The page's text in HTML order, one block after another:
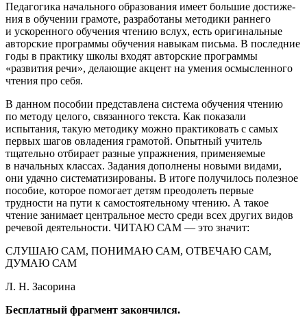
Педагогика начального образования имеет большие достиже­
ния в обучении грамоте, разработаны методики раннего
и ускоренного обучения чтению вслух, есть оригинальные
авторские программы обу­чения навыкам письма. В последние
годы в практику школы входят ав­торские программы
«развития речи», делающие акцент на умения ос­мысленного
чтения про себя.
В данном пособии представлена система обучения чтению
по методу целого, связанного текста. Как показали
испытания, такую ме­тодику можно практиковать с самых
первых шагов овладения грамотой. Опытный учитель
тщательно отбирает разные упражнения, применяемые
в начальных классах. Задания дополнены новыми видами,
они удачно систематизированы. В итоге получилось полезное
пособие, которое помогает детям преодолеть первые
трудности на пути к само­стоятельному чтению. А такое
чтение занимает центральное место сре­ди всех других видов
речевой деятельности. ЧИТАЮ САМ — это значит:
СЛУШАЮ САМ, ПОНИМАЮ САМ, ОТВЕЧАЮ САМ,
ДУМАЮ САМ
Л. Н. Засорина
Бесплатный фрагмент закончился.